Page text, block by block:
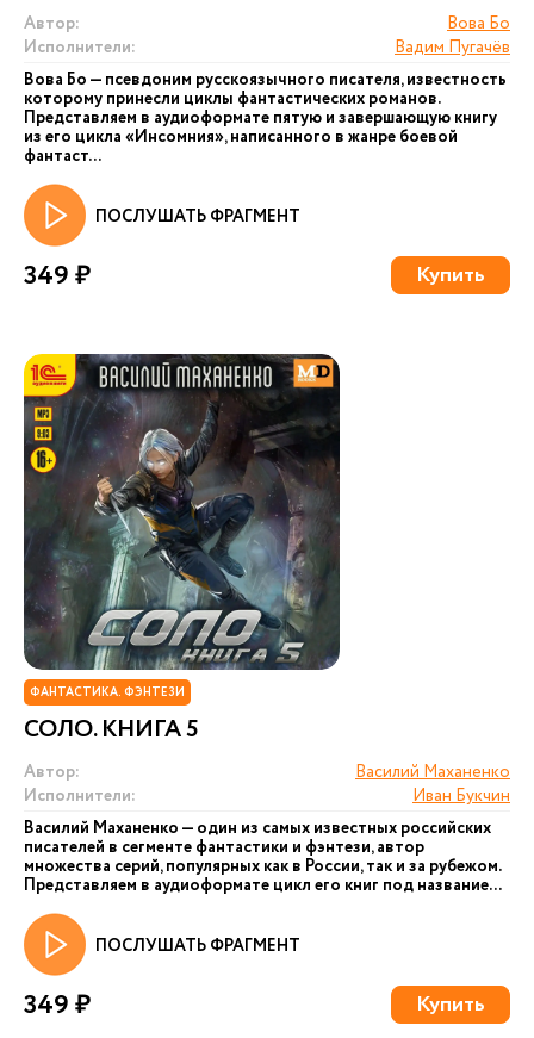
Автор:
Вова Бо
Исполнители:
Вадим Пугачёв
Вова Бо — псевдоним русскоязычного писателя, известность
которому принесли циклы фантастических романов.
Представляем в аудиоформате пятую и завершающую книгу
из его цикла «Инсомния», написанного в жанре боевой
фантаст...
ПОСЛУШАТЬ ФРАГМЕНТ
349 ₽ Купить
ФАНТАСТИКА. ФЭНТЕЗИ
СОЛО. КНИГА 5
Автор:
Василий Маханенко
Исполнители:
Иван Букчин
Василий Маханенко — один из самых известных российских
писателей в сегменте фантастики и фэнтези, автор
множества серий, популярных как в России, так и за рубежом.
Представляем в аудиоформате цикл его книг под название...
ПОСЛУШАТЬ ФРАГМЕНТ
349 ₽ Купить